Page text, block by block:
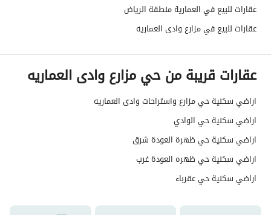
واجهة العقار
جنوبية
الضمانات والمدة
-
قنوات الاعلان
منصة مرخصة ،لوحة اعلانية ،منصات
هل يوجد اي التزام على
العقار ؟
مطابقة لكود البناء
عقارات للبيع في العمارية منطقة الرياض
عقارات للبيع في مزارع وادى العماريه
عقارات قريبة من حي مزارع وادى العماريه
اراضي سكنية حي مزارع واستراحات وادى العماريه
اراضي سكنية حي الوادي
اراضي سكنية حي ظهرة العودة شرق
اراضي سكنية حي ظهره العودة غرب
اراضي سكنية حي عقرباء